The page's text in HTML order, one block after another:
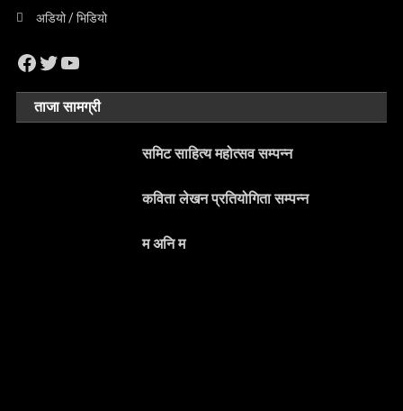
अडियो / भिडियो
Facebook
Twitter
YouTube
ताजा सामग्री
समिट साहित्य महोत्सव सम्पन्न
कविता लेखन प्रतियोगिता सम्पन्न
म अनि म